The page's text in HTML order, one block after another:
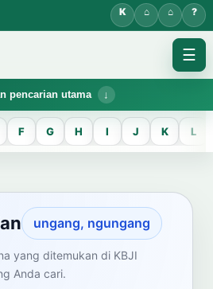
☰
pencarian utama
dalam bahasa Indonesia saat
Jawa-Indonesia.
F G H I J K L
ungang, ngungang
yang ditemukan di KBJI
Anda cari.